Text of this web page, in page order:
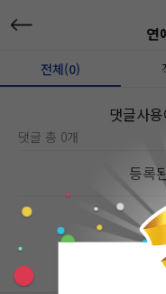
연
전체(0)
댓글사
댓글 총 0개
등록